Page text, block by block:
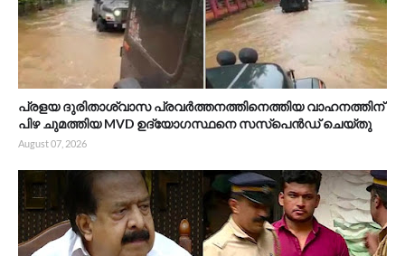
പ്രളയ ദുരിതാശ്വാസ പ്രവർത്തനത്തിനെത്തിയ വാഹനത്തിന്
പിഴ ചുമത്തിയ MVD ഉദ്യോഗസ്ഥനെ സസ്പെൻഡ് ചെയ്തു
August 07, 2026